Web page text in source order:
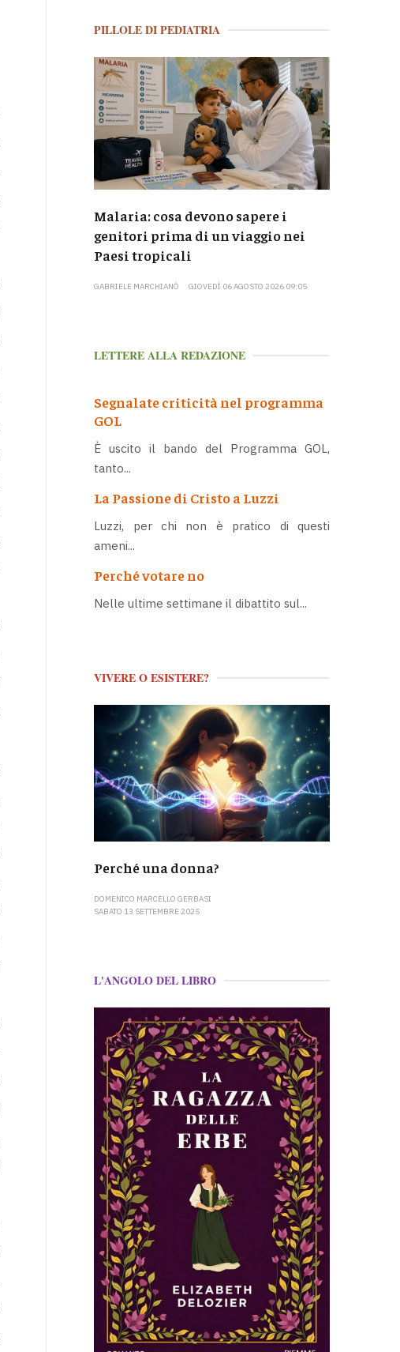
PILLOLE DI PEDIATRIA
Malaria: cosa devono sapere i
genitori prima di un viaggio nei
Paesi tropicali
GABRIELE MARCHIANÒ GIOVEDÌ 06 AGOSTO 2026 09:05
LETTERE ALLA REDAZIONE
Segnalate criticità nel programma
GOL
È uscito il bando del Programma GOL,
tanto...
La Passione di Cristo a Luzzi
Luzzi, per chi non è pratico di questi
ameni...
Perché votare no
Nelle ultime settimane il dibattito sul...
VIVERE O ESISTERE?
Perché una donna?
DOMENICO MARCELLO GERBASI
SABATO 13 SETTEMBRE 2025
L'ANGOLO DEL LIBRO